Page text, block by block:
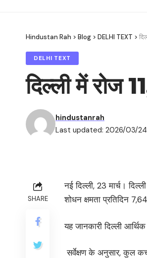
Hindustan Rah > Blog > DELHI TEXT >
DELHI TEXT
दिल्ली में रोज
Last updated: 2026/03/24
hindustanrah
SHARE
नई दिल्ली, 23 मार्च।
शोधन क्षमता प्रतिदिन
यह जानकारी दिल्ली
सर्वेक्षण के अनुसार, कुल